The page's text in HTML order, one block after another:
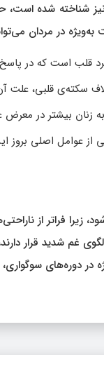
شناخته شده است،
در مردان
قلب است که در
سکته‌ی قلبی،
زنان بیشتر در معرض
عوامل اصلی بروز
زیرا فراتر از
غم شدید قرار
در دوره‌های